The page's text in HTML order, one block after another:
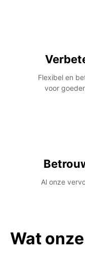
Flexibel en
voor
Al onze
Wat